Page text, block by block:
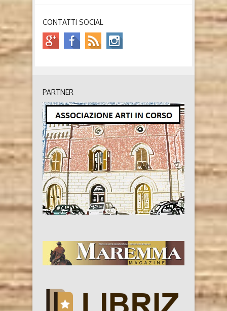
CONTATTI SOCIAL
PARTNER